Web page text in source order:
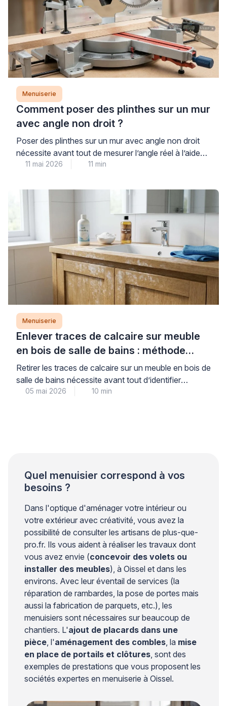
gravité, de charge admissible […]
Menuiserie
Comment poser des plinthes sur un mur
avec angle non droit ?
Poser des plinthes sur un mur avec angle non droit
nécessite avant tout de mesurer l’angle réel à l’aide
d’une fausse équerre ou d’un rapporteur numérique,
les angles de coupe de chaque plinthe. Cette
opération technique, fréquente en cage d’escalier ou
sur murs obliques, demande méthode […]
11 mai 2026 11 min
Menuiserie
Enlever traces de calcaire sur meuble
en bois de salle de bains : méthode
professionnelle
Retirer les traces de calcaire sur un meuble en bois de
salle de bains nécessite avant tout d’identifier
correctement le type de finition pour éviter toute
05 mai 2026 10 min
Quel menuisier correspond à vos
besoins ?
Dans l'optique d'aménager votre intérieur ou
votre extérieur avec créativité, vous avez la
possibilité de consulter les artisans de plus-que-
pro.fr. Ils vous aident à réaliser les travaux dont
vous avez envie (concevoir des volets ou
installer des meubles), à Oissel et dans les
environs. Avec leur éventail de services (la
réparation de rambardes, la pose de portes mais
aussi la fabrication de parquets, etc.), les
menuisiers sont nécessaires sur beaucoup de
chantiers. L'ajout de placards dans une
pièce , l'aménagement des combles , la mise
en place de portails et clôtures , sont des
exemples de prestations que vous proposent les
sociétés expertes en menuiserie à Oissel.